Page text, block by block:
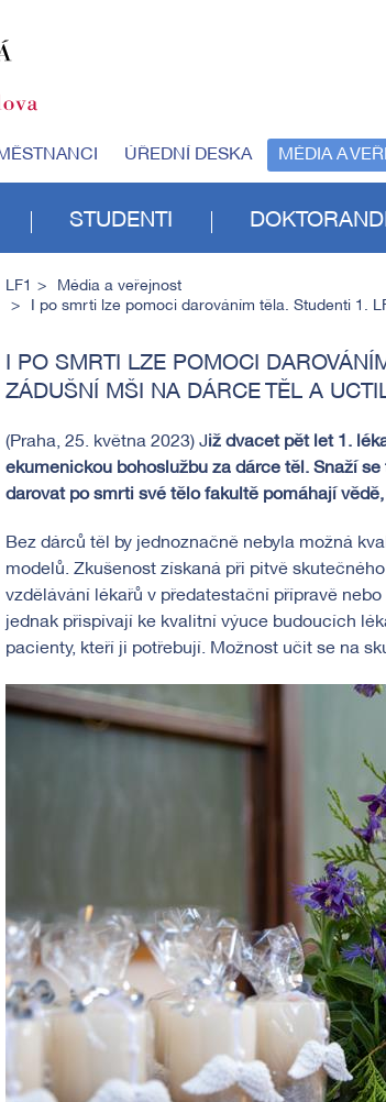
ÚŘEDNÍ DESKA MÉDIA A
STUDENTI DOKTORANDI
LF1
Média a veřejnost
I po smrti lze pomoci darováním těla. Studenti 1.
I PO SMRTI LZE POMOCI
ZÁDUŠNÍ MŠI NA DÁRCE TĚL A
(Praha, 25. května 2023) Již dvacet pět let 1.
ekumenickou bohoslužbu za dárce těl. Snaží
darovat po smrti své tělo fakultě pomáhají
Bez dárců těl by jednoznačně nebyla možná
modelů. Zkušenost získaná při pitvě
vzdělávání lékařů v předatestační přípravě
jednak přispívají ke kvalitní výuce budoucích
pacienty, kteří ji potřebují. Možnost učit se na